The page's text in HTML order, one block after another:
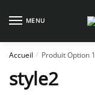
MENU
Accueil / Produit Option 1
style2